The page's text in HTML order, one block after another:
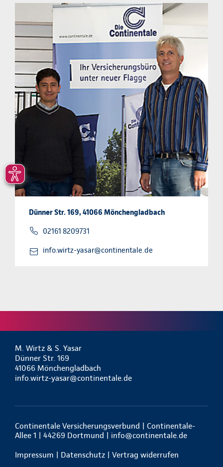
Dünner Str. 169, 41066 Mönchengladbach
02161 8209731
info.wirtz-yasar@continentale.de
M. Wirtz & S. Yasar
Dünner Str. 169
41066 Mönchengladbach
info.wirtz-yasar@continentale.de
Continentale Versicherungsverbund | Continentale-
Allee 1 | 44269 Dortmund | info@continentale.de
Impressum Datenschutz Vertrag widerrufen